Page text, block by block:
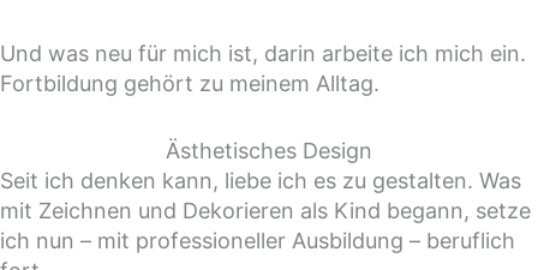
Und was neu für mich ist, darin arbeite ich mich ein.
Fortbildung gehört zu meinem Alltag.
Ästhetisches Design
Seit ich denken kann, liebe ich es zu gestalten. Was
mit Zeichnen und Dekorieren als Kind begann, setze
ich nun – mit professioneller Ausbildung – beruflich